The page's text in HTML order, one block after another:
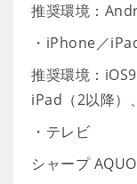
推奨環境：
・iPhone／
推奨環境：
iPad（2以降
・テレビ
シャープ